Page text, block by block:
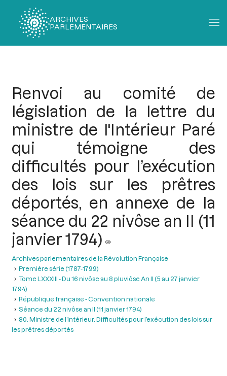
ARCHIVES
PARLEMENTAIRES
Renvoi au comité de
législation de la lettre du
ministre de l'Intérieur Paré
qui témoigne des
difficultés pour l’exécution
des lois sur les prêtres
déportés, en annexe de la
séance du 22 nivôse an II (11
janvier 1794)
Archives parlementaires de la Révolution Française
Première série (1787-1799)
Tome LXXXIII - Du 16 nivôse au 8 pluviôse An II (5 au 27 janvier
1794)
République française - Convention nationale
Séance du 22 nivôse an II (11 janvier 1794)
80. Ministre de l’Intérieur. Difficultés pour l’exécution des lois sur
les prêtres déportés